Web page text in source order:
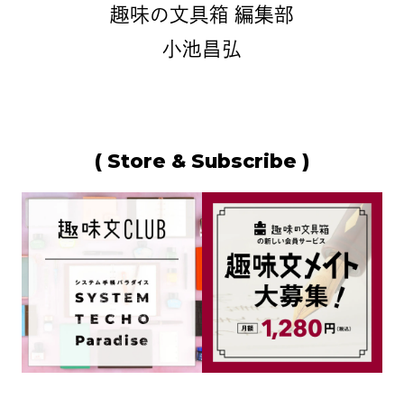
趣味の文具箱 編集部
小池昌弘
( Store & Subscribe )